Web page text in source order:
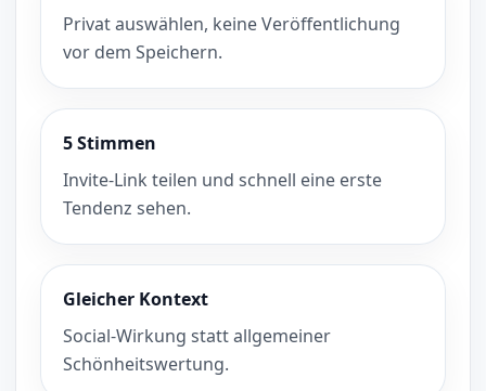
Privat auswählen, keine Veröffentlichung
vor dem Speichern.
5 Stimmen
Invite-Link teilen und schnell eine erste
Tendenz sehen.
Gleicher Kontext
Social-Wirkung statt allgemeiner
Schönheitswertung.